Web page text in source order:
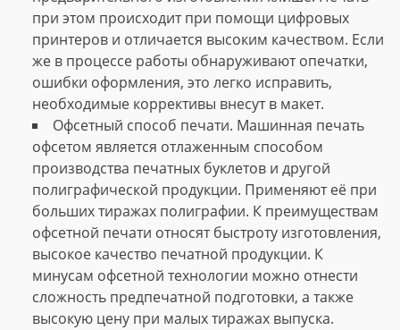
при этом происходит при помощи цифровых
принтеров и отличается высоким качеством. Если
же в процессе работы обнаруживают опечатки,
ошибки оформления, это легко исправить,
необходимые коррективы внесут в макет.
Офсетный способ печати. Машинная печать
офсетом является отлаженным способом
производства печатных буклетов и другой
полиграфической продукции. Применяют её при
больших тиражах полиграфии. К преимуществам
офсетной печати относят быстроту изготовления,
высокое качество печатной продукции. К
минусам офсетной технологии можно отнести
сложность предпечатной подготовки, а также
высокую цену при малых тиражах выпуска.